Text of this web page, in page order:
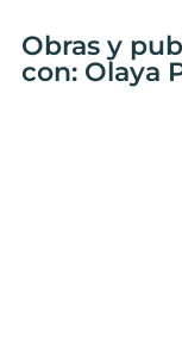
Obras y
con: Olaya